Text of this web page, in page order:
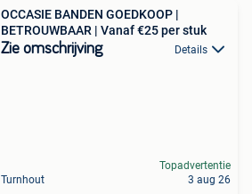
OCCASIE BANDEN GOEDKOOP |
BETROUWBAAR | Vanaf €25 per stuk
Zie omschrijving Details
Turnhout
Topadvertentie
3 aug 26